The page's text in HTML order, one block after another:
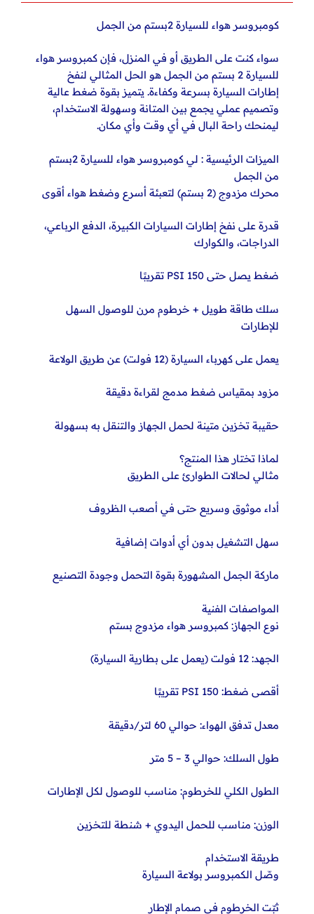
كومبروسر هواء للسيارة 2بستم من الجمل
سواء كنت على الطريق أو في المنزل، فإن كمبروسر هواء
للسيارة 2 بستم من الجمل هو الحل المثالي لنفخ
إطارات السيارة بسرعة وكفاءة. يتميز بقوة ضغط عالية
وتصميم عملي يجمع بين المتانة وسهولة الاستخدام،
ليمنحك راحة البال في أي وقت وأي مكان.
الميزات الرئيسية : لي كومبروسر هواء للسيارة 2بستم
من الجمل
محرك مزدوج (2 بستم) لتعبئة أسرع وضغط هواء أقوى
قدرة على نفخ إطارات السيارات الكبيرة، الدفع الرباعي،
الدراجات، والكوارك
ضغط يصل حتى 150 PSI تقريبًا
سلك طاقة طويل + خرطوم مرن للوصول السهل
للإطارات
يعمل على كهرباء السيارة (12 فولت) عن طريق الولاعة
مزود بمقياس ضغط مدمج لقراءة دقيقة
حقيبة تخزين متينة لحمل الجهاز والتنقل به بسهولة
لماذا تختار هذا المنتج؟
مثالي لحالات الطوارئ على الطريق
أداء موثوق وسريع حتى في أصعب الظروف
سهل التشغيل بدون أي أدوات إضافية
ماركة الجمل المشهورة بقوة التحمل وجودة التصنيع
المواصفات الفنية
نوع الجهاز: كمبروسر هواء مزدوج بستم
الجهد: 12 فولت (يعمل على بطارية السيارة)
أقصى ضغط: 150 PSI تقريبًا
معدل تدفق الهواء: حوالي 60 لتر/دقيقة
طول السلك: حوالي 3 – 5 متر
الطول الكلي للخرطوم: مناسب للوصول لكل الإطارات
الوزن: مناسب للحمل اليدوي + شنطة للتخزين
طريقة الاستخدام
وصّل الكمبروسر بولاعة السيارة
ثبّت الخرطوم في صمام الإطار